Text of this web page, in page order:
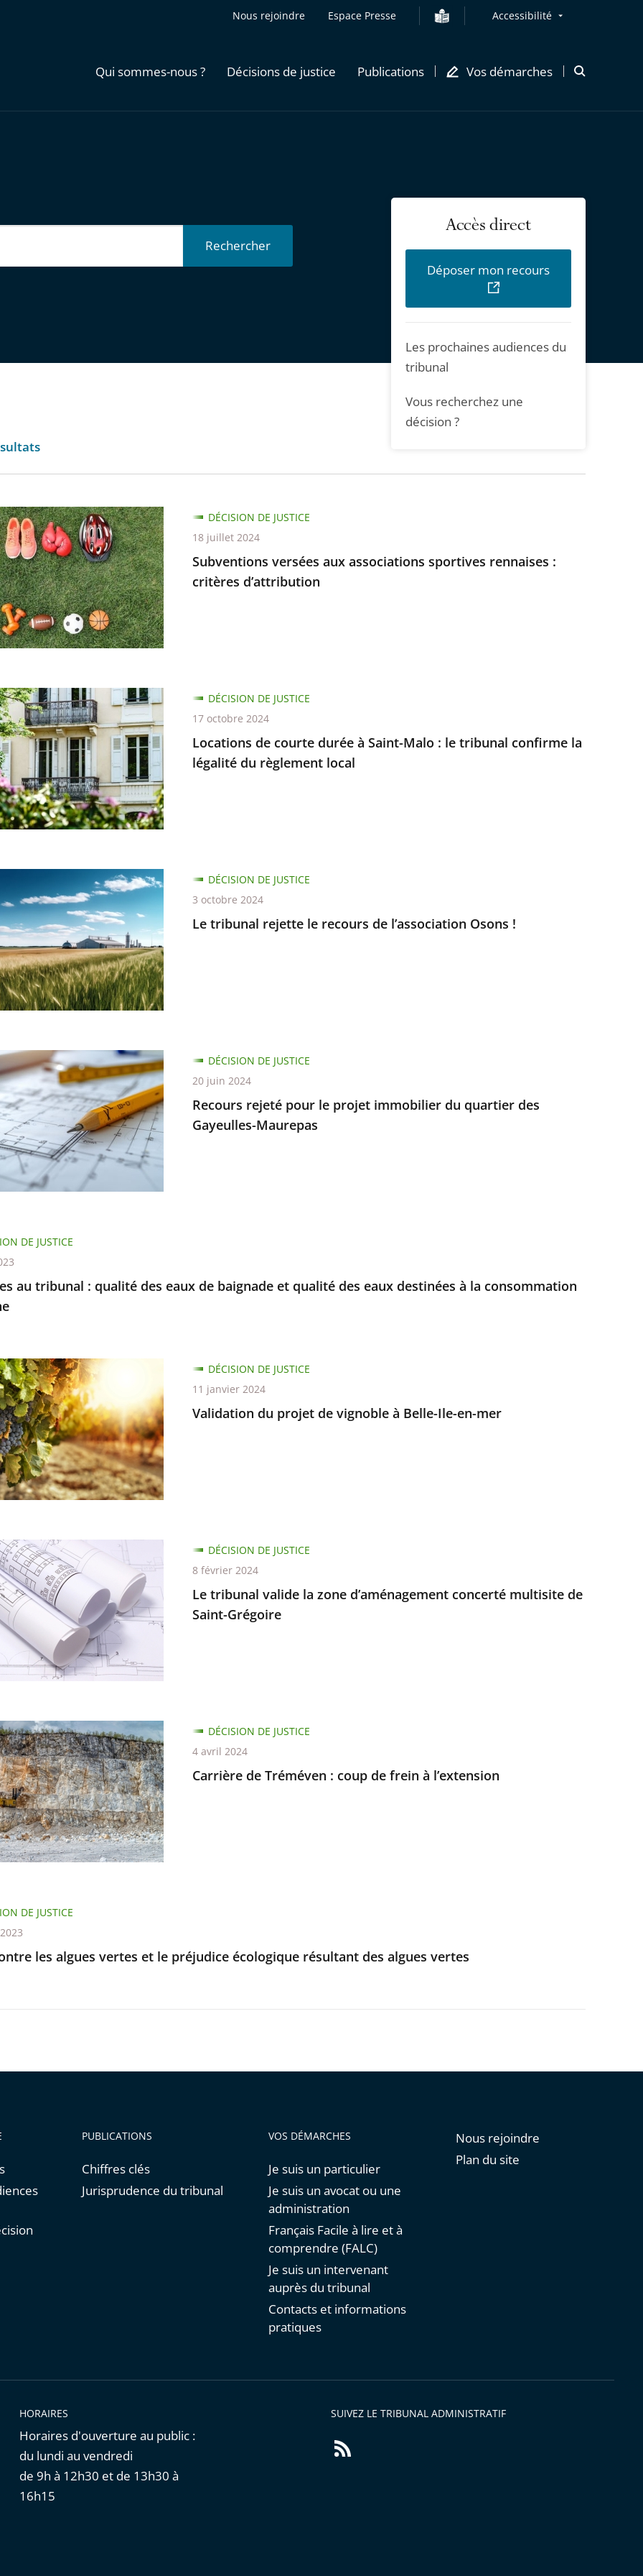
Nous rejoindre Espace Presse Accessibilité
Qui sommes-nous ? Décisions de justice Publications Vos démarches
Ouvrir
Rechercher
Accès direct
Déposer mon recours
Les prochaines audiences du
tribunal
Vous recherchez une
décision ?
Subventions versées aux associations sportives rennaises :
critères d’attribution
DÉCISION DE JUSTICE
18 juillet 2024
Locations de courte durée à Saint-Malo : le tribunal confirme la
légalité du règlement local
DÉCISION DE JUSTICE
17 octobre 2024
Le tribunal rejette le recours de l’association Osons !
DÉCISION DE JUSTICE
3 octobre 2024
Recours rejeté pour le projet immobilier du quartier des
Gayeulles-Maurepas
DÉCISION DE JUSTICE
20 juin 2024
au tribunal : qualité des eaux de baignade et qualité des eaux destinées à la consommation
DE JUSTICE
Validation du projet de vignoble à Belle-Ile-en-mer
DÉCISION DE JUSTICE
11 janvier 2024
Le tribunal valide la zone d’aménagement concerté multisite de
Saint-Grégoire
DÉCISION DE JUSTICE
8 février 2024
Carrière de Tréméven : coup de frein à l’extension
DÉCISION DE JUSTICE
4 avril 2024
les algues vertes et le préjudice écologique résultant des algues vertes
DE JUSTICE
PUBLICATIONS
Chiffres clés
Jurisprudence du tribunal
VOS DÉMARCHES
Je suis un particulier
Je suis un avocat ou une
administration
Français Facile à lire et à
comprendre (FALC)
Je suis un intervenant
auprès du tribunal
Contacts et informations
pratiques
Nous rejoindre
Plan du site
HORAIRES
Horaires d'ouverture au public :
du lundi au vendredi
de 9h à 12h30 et de 13h30 à
16h15
SUIVEZ LE TRIBUNAL ADMINISTRATIF
Flux
RSS